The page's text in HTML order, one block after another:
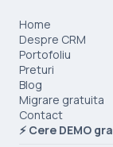
Home
Despre CRM
Portofoliu
Preturi
Blog
Migrare gratuita
Contact
⚡ Cere DEMO